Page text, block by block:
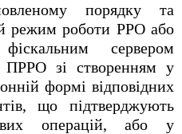
порядку та
режим роботи РРО або
сервером
ПРРО зі створенням у
формі відповідних
що підтверджують
операцій, або у